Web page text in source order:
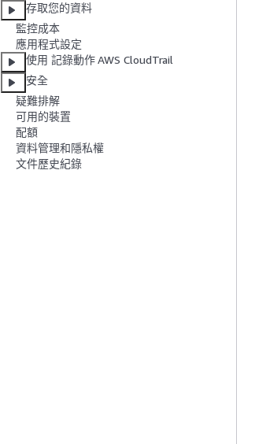
存取您的資料
監控成本
應用程式設定
使用 記錄動作 AWS CloudTrail
安全
疑難排解
可用的裝置
配額
資料管理和隱私權
文件歷史紀錄